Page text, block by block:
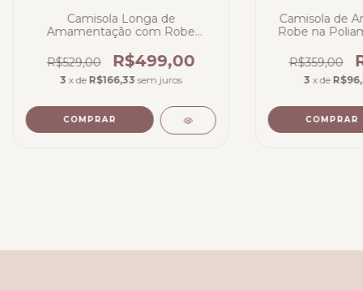
Camisola Longa de
Amamentação com Robe
Rose Gold - Poliamida
R$529,00 R$499,00
3 x de R$166,33 sem juros
COMPRAR
Camisola de
Robe na
R$359,00
3 x de
COMPRAR